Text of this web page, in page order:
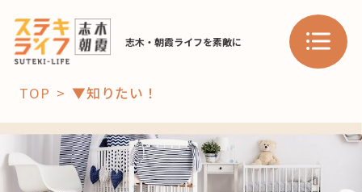
志木・朝霞ライフを素敵に
「コト」
子育て
暮らし
TOP ▼知りたい！